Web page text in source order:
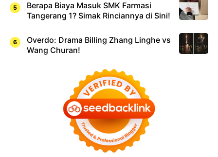
Berapa Biaya Masuk SMK Farmasi
Tangerang 1? Simak Rinciannya di Sini!
Overdo: Drama Billing Zhang Linghe vs
Wang Churan!